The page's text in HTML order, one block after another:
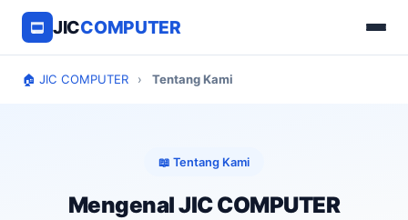
JICCOMPUTER
🏠 JIC COMPUTER › Tentang Kami
📖 Tentang Kami
Mengenal JIC COMPUTER